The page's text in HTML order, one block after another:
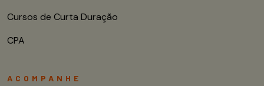
Cursos de Curta Duração
CPA
ACOMPANHE